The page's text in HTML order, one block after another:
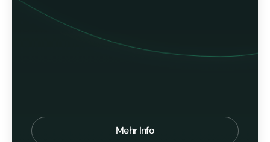
Mehr Info